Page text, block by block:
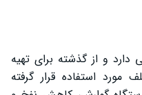
و از گذشته برای تهیه
استفاده قرار گرفته